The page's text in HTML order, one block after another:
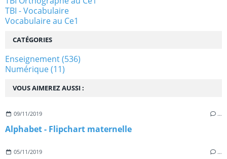
VOUS AIMEREZ AUSSI :
09/11/2019 …
Alphabet - Flipchart maternelle
05/11/2019 …
TBI - Vocabulaire
Vocabulaire au Ce1
CATÉGORIES
Enseignement(536)
Numérique(11)